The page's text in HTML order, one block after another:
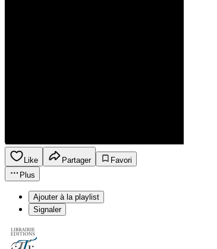
Like Partager
Favori
Plus
Ajouter à la playlist
Signaler